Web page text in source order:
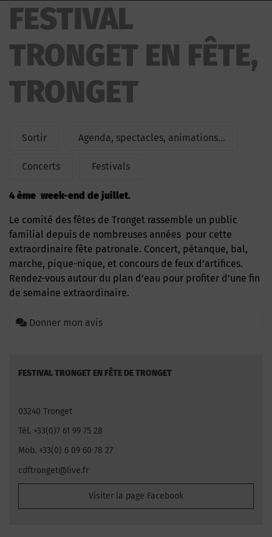
TRONGET EN FÊTE
FESTIVAL
TRONGET EN FÊTE,
TRONGET
Sortir Agenda, spectacles, animations...
Concerts Festivals
4 ème week-end de juillet.
Le comité des fêtes de Tronget rassemble un public
familial depuis de nombreuses années pour cette
extraordinaire fête patronale. Concert, pétanque, bal,
marche, pique-nique, et concours de feux d’artifices.
Rendez-vous autour du plan d’eau pour profiter d’une fin
de semaine extraordinaire.
Donner mon avis
FESTIVAL TRONGET EN FÊTE DE TRONGET
03240 Tronget
Tél. +33(0)7 61 99 75 28
Mob. +33(0) 6 09 60 78 27
cdftronget@live.fr
Visiter la page Facebook